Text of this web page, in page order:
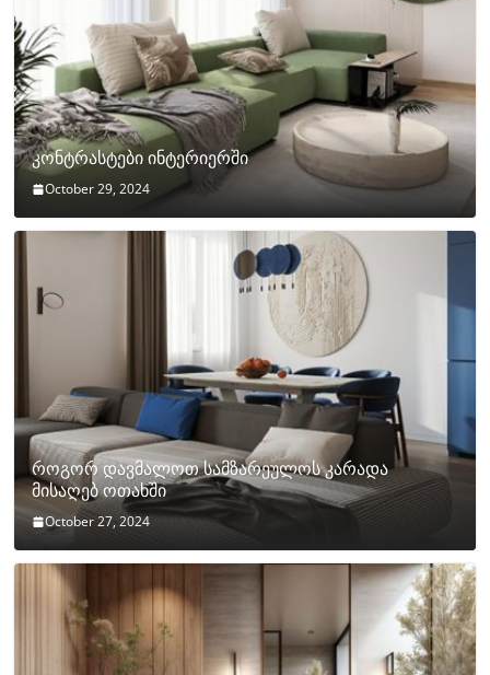
კონტრასტები ინტერიერში
October 29, 2024
როგორ დავმალოთ სამზარეულოს კარადა
მისაღებ ოთახში
October 27, 2024